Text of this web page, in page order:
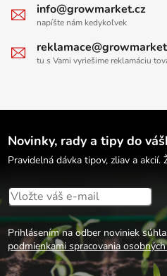
info@growmarket.cz
napíšte nám kedykoľvek
tu s Vami vyriešime reklamáciu
Novinky, rady a tipy do
Pravidelná dávka tipov, zliav a akcií.
Prihlásením na odber noviniek
podmienkami spracovania